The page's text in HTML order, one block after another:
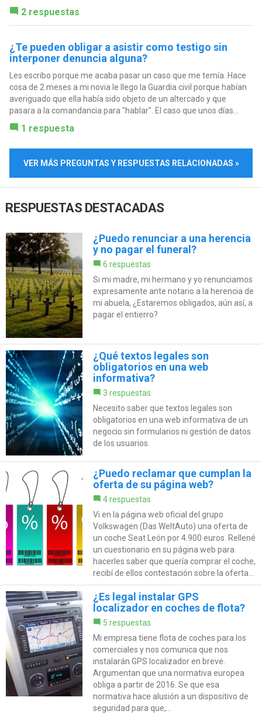
2 respuestas
¿Te pueden obligar a asistir como testigo sin
interponer denuncia alguna?
Les escribo porque me acaba pasar un caso que me temía. Hace
cosa de 2 meses a mi novia le llego la Guardia civil porque habían
averiguado que ella había sido objeto de un altercado y que
pasara a la comandancia para "hablar". El caso que unos días...
1 respuesta
VER MÁS PREGUNTAS Y RESPUESTAS RELACIONADAS »
RESPUESTAS DESTACADAS
¿Puedo renunciar a una herencia
y no pagar el funeral?
6 respuestas
Si mi madre, mi hermano y yo renunciamos
expresamente ante notario a la herencia de
mi abuela, ¿Estaremos obligados, aún así, a
pagar el entierro?
¿Qué textos legales son
obligatorios en una web
informativa?
3 respuestas
Necesito saber que textos legales son
obligatorios en una web informativa de un
negocio sin formularios ni gestión de datos
de los usuarios.
¿Puedo reclamar que cumplan la
oferta de su página web?
4 respuestas
Vi en la página web oficial del grupo
Volkswagen (Das WeltAuto) una oferta de
un coche Seat León por 4.900 euros. Rellené
un cuestionario en su página web para
hacerles saber que quería comprar el coche,
recibí de ellos contestación sobre la oferta...
¿Es legal instalar GPS
localizador en coches de flota?
5 respuestas
Mi empresa tiene flota de coches para los
comerciales y nos comunica que nos
instalarán GPS localizador en breve.
Argumentan que una normativa europea
obliga a partir de 2016. Se que esa
normativa hace alusión a un dispositivo de
seguridad para que,...